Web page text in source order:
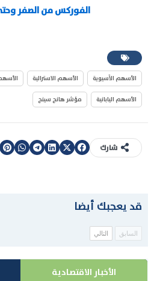
الفوركس من الصفر
الأسهم الآسيوية الأسهم الاسترالية
الأسهم اليابانية مؤشر هانج سينج
شارك
قد يعجبك أيضا
السابق التالي
الأخبار الاقتصادية